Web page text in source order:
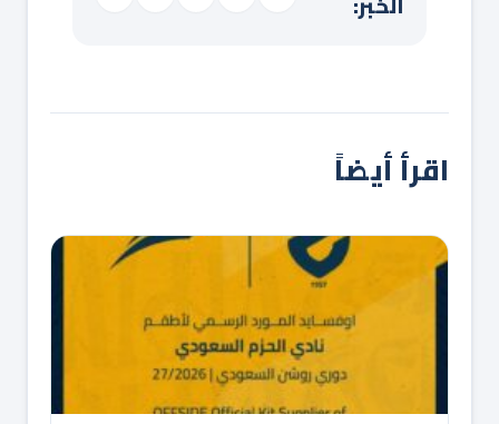
اقرأ أيضاً